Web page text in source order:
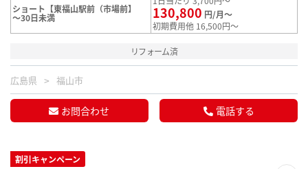
ショート【東福山駅前（市場前】
～30日未満 130,800 円/月～
初期費用他 16,500円～
リフォーム済
広島県 福山市
お問合わせ 電話する
割引キャンペーン